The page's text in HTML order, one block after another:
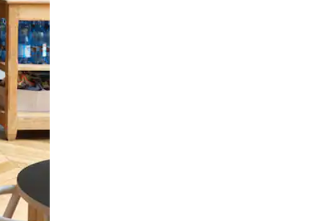
tocando y deslizando la pantalla.